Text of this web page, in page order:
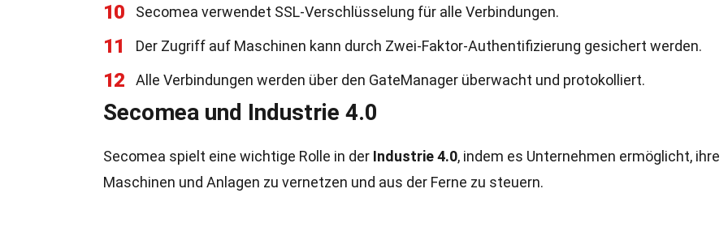
10 Secomea verwendet SSL-Verschlüsselung für alle Verbindungen.
11 Der Zugriff auf Maschinen kann durch Zwei-Faktor-Authentifizierung gesichert werden.
12 Alle Verbindungen werden über den GateManager überwacht und protokolliert.
Secomea und Industrie 4.0
Secomea spielt eine wichtige Rolle in der Industrie 4.0, indem es Unternehmen ermöglicht, ihre
Maschinen und Anlagen zu vernetzen und aus der Ferne zu steuern.